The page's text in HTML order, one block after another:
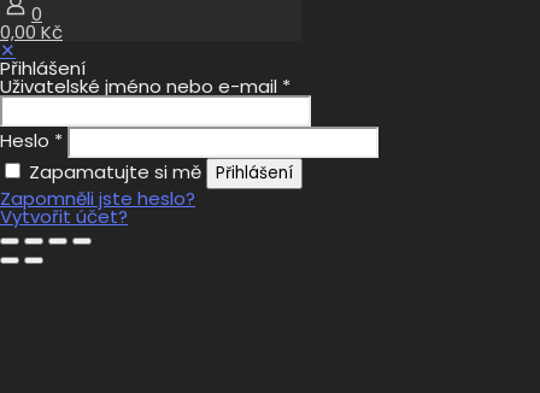
0
0,00 Kč
✕
Přihlášení
Uživatelské jméno nebo e-mail *
Heslo *
Zapamatujte si mě
Přihlášení
Zapomněli jste heslo?
Vytvořit účet?